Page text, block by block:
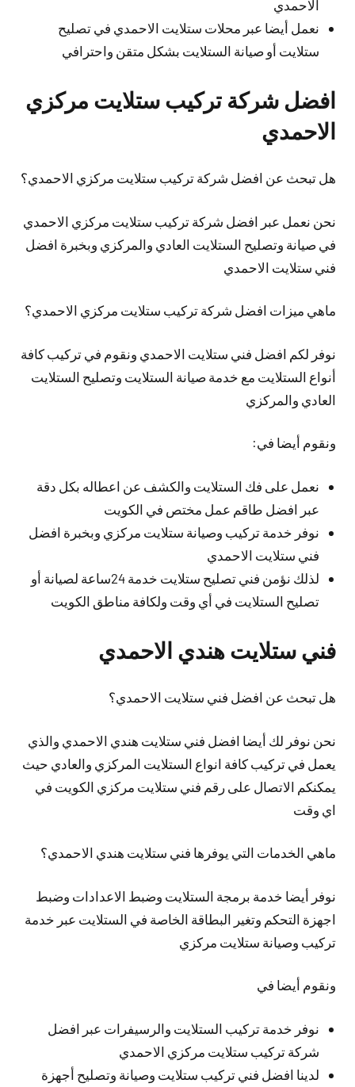
الاحمدي
نعمل أيضا عبر محلات ستلايت الاحمدي في تصليح
ستلايت أو صيانة الستلايت بشكل متقن واحترافي
افضل شركة تركيب ستلايت مركزي
الاحمدي
هل تبحث عن افضل شركة تركيب ستلايت مركزي الاحمدي؟
نحن نعمل عبر افضل شركة تركيب ستلايت مركزي الاحمدي
في صيانة وتصليح الستلايت العادي والمركزي وبخبرة افضل
فني ستلايت الاحمدي
ماهي ميزات افضل شركة تركيب ستلايت مركزي الاحمدي؟
نوفر لكم افضل فني ستلايت الاحمدي ونقوم في تركيب كافة
أنواع الستلايت مع خدمة صيانة الستلايت وتصليح الستلايت
العادي والمركزي
ونقوم أيضا في:
نعمل على فك الستلايت والكشف عن اعطاله بكل دقة
عبر افضل طاقم عمل مختص في الكويت
نوفر خدمة تركيب وصيانة ستلايت مركزي وبخبرة افضل
فني ستلايت الاحمدي
لذلك نؤمن فني تصليح ستلايت خدمة 24ساعة لصيانة أو
تصليح الستلايت في أي وقت ولكافة مناطق الكويت
فني ستلايت هندي الاحمدي
هل تبحث عن افضل فني ستلايت الاحمدي؟
نحن نوفر لك أيضا افضل فني ستلايت هندي الاحمدي والذي
يعمل في تركيب كافة انواع الستلايت المركزي والعادي حيث
يمكنكم الاتصال على رقم فني ستلايت مركزي الكويت في
اي وقت
ماهي الخدمات التي يوفرها فني ستلايت هندي الاحمدي؟
نوفر أيضا خدمة برمجة الستلايت وضبط الاعدادات وضبط
اجهزة التحكم وتغير البطاقة الخاصة في الستلايت عبر خدمة
تركيب وصيانة ستلايت مركزي
ونقوم أيضا في
نوفر خدمة تركيب الستلايت والرسيفرات عبر افضل
شركة تركيب ستلايت مركزي الاحمدي
لدينا افضل فني تركيب ستلايت وصيانة وتصليح أجهزة